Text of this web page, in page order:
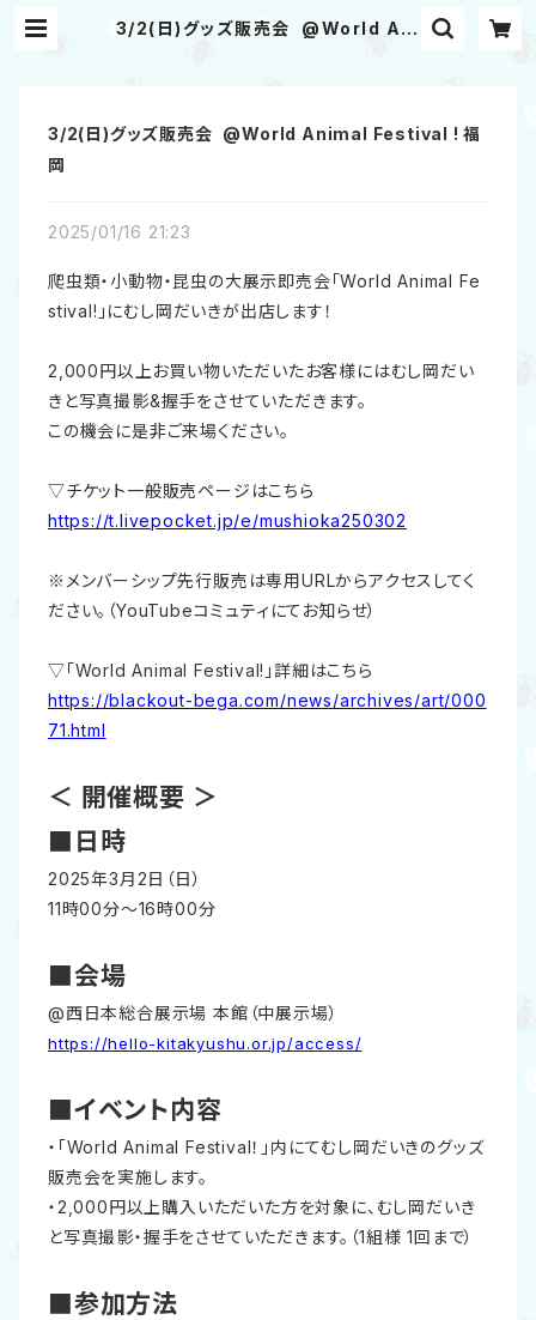
3/2(日)グッズ販売会 @World Ani
3/2(日)グッズ販売会 @World Animal Festival ! 福
岡
2025/01/16 21:23
爬虫類・小動物・昆虫の大展示即売会「World Animal Fe
stival!」にむし岡だいきが出店します！
2,000円以上お買い物いただいたお客様にはむし岡だい
きと写真撮影&握手をさせていただきます。
この機会に是非ご来場ください。
▽チケット一般販売ページはこちら
https://t.livepocket.jp/e/mushioka250302
※メンバーシップ先行販売は専用URLからアクセスしてく
ださい。（YouTubeコミュティにてお知らせ）
▽「World Animal Festival!」詳細はこちら
https://blackout-bega.com/news/archives/art/000
71.html
＜ 開催概要 ＞
■日時
2025年3月2日（日）
11時00分～16時00分
■会場
@西日本総合展示場 本館（中展示場）
https://hello-kitakyushu.or.jp/access/
■イベント内容
・「World Animal Festival！」内にてむし岡だいきのグッズ
販売会を実施します。
・2,000円以上購入いただいた方を対象に、むし岡だいき
と写真撮影・握手をさせていただきます。（1組様 1回まで）
■参加方法